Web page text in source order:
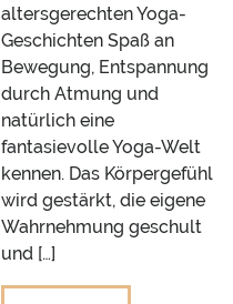
altersgerechten Yoga-
Geschichten Spaß an
Bewegung, Entspannung
durch Atmung und
natürlich eine
fantasievolle Yoga-Welt
kennen. Das Körpergefühl
wird gestärkt, die eigene
Wahrnehmung geschult
und […]